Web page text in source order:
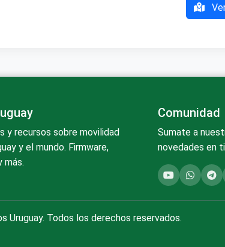
y recursos sobre movilidad
y el mundo. Firmware,
más.
Comunidad
Sumate a
novedades en
Uruguay. Todos los derechos reservados.